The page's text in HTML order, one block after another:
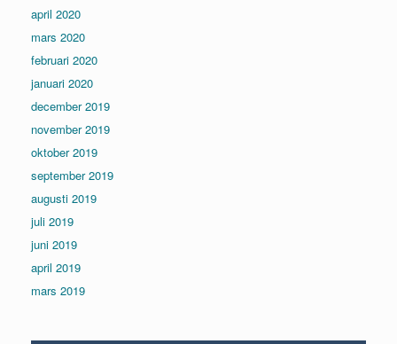
april 2020
mars 2020
februari 2020
januari 2020
december 2019
november 2019
oktober 2019
september 2019
augusti 2019
juli 2019
juni 2019
april 2019
mars 2019